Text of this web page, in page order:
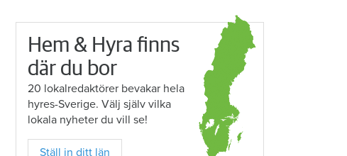
Hem & Hyra finns
där du bor
20 lokalredaktörer bevakar hela
hyres-Sverige. Välj själv vilka
lokala nyheter du vill se!
Ställ in ditt län